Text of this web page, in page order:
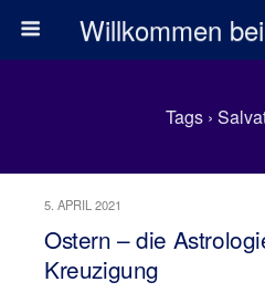
Tags ›
5. APRIL 2021
Ostern – die
Kreuzigung